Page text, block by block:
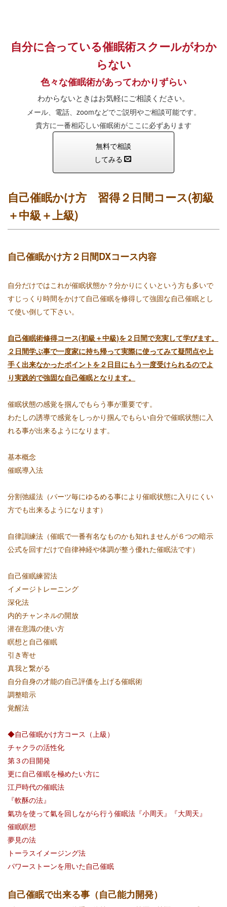
自分に合っている催眠術スクールがわか
らない
色々な催眠術があってわかりずらい
わからないときはお気軽にご相談ください。
メール、電話、zoomなどでご説明やご相談可能です。
貴方に一番相応しい催眠術がここに必ずあります
無料で相談
してみる
自己催眠かけ方 習得２日間コース(初級
＋中級＋上級)
自己催眠かけ方２日間DXコース内容
自分だけではこれが催眠状態か？分かりにくいという方も多いで
すじっくり時間をかけて自己催眠を修得して強固な自己催眠とし
て使い倒して下さい。
自己催眠術修得コース(初級＋中級)を２日間で充実して学びます。
２日間学ぶ事で一度家に持ち帰って実際に使ってみて疑問点や上
手く出来なかったポイントを２日目にもう一度受けられるのでよ
り実践的で強固な自己催眠となります。
催眠状態の感覚を掴んでもらう事が重要です。
わたしの誘導で感覚をしっかり掴んでもらい自分で催眠状態に入
れる事が出来るようになります。
基本概念
催眠導入法
分割弛緩法（パーツ毎にゆるめる事により催眠状態に入りにくい
方でも出来るようになります）
自律訓練法（催眠で一番有名なものかも知れませんが６つの暗示
公式を回すだけで自律神経や体調が整う優れた催眠法です）
自己催眠練習法
イメージトレーニング
深化法
内的チャンネルの開放
潜在意識の使い方
瞑想と自己催眠
引き寄せ
真我と繋がる
自分自身の才能の自己評価を上げる催眠術
調整暗示
覚醒法
◆自己催眠かけ方コース（上級）
チャクラの活性化
第３の目開発
更に自己催眠を極めたい方に
江戸時代の催眠法
『軟酥の法』
氣功を使って氣を回しながら行う催眠法『小周天』『大周天』
催眠瞑想
夢見の法
トーラスイメージング法
パワーストーンを用いた自己催眠
自己催眠で出来る事（自己能力開発）